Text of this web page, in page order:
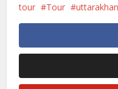
tour
Tour